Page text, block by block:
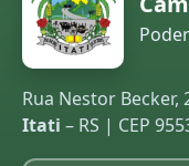
Rua Nestor Becker,
Itati – RS | CEP